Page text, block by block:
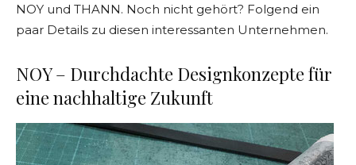
NOY und THANN. Noch nicht gehört? Folgend ein
paar Details zu diesen interessanten Unternehmen.
NOY – Durchdachte Designkonzepte für
eine nachhaltige Zukunft